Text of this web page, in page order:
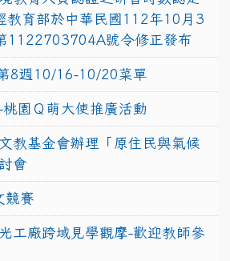
教育部於中華民國112年10月3
1122703704A號令修正發布
8週10/16-10/20菜單
園Ｑ萌大使推廣活動
教基金會辦理「原住民與氣候
會
競賽
工廠跨域見學觀摩-歡迎教師參